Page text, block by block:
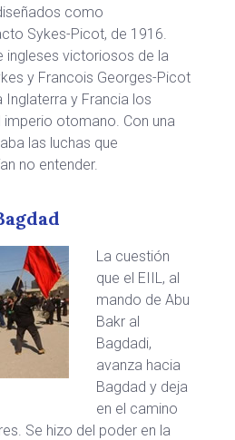
como
Sykes-Picot, de 1916.
ingleses victoriosos de la
y Francois Georges-Picot
Inglaterra y Francia los
otomano. Con una
las luchas que
no entender.
La cuestión
que el EIIL, al
mando de Abu
Bakr al
Bagdadi,
avanza hacia
Bagdad y deja
en el camino
Se hizo del poder en la